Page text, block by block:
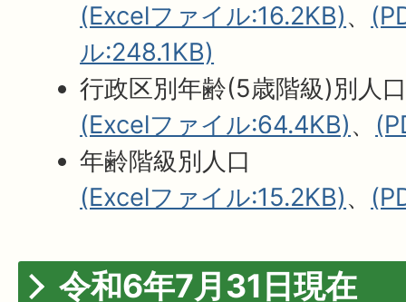
(Excelファイル:16.2KB)、
ル:248.1KB)
行政区別年齢(5歳階級)別人
(Excelファイル:64.4KB)、
年齢階級別人口
(Excelファイル:15.2KB)、
令和6年7月31日現在